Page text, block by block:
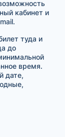
кабинет и
туда и
до
время.
дате,